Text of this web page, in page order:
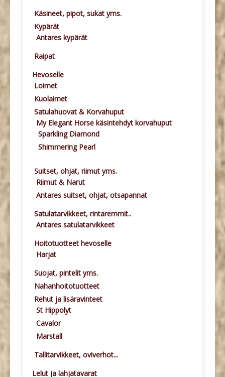
Käsineet, pipot, sukat yms.
Kypärät
Antares kypärät
Raipat
Hevoselle
Loimet
Kuolaimet
Satulahuovat & Korvahuput
My Elegant Horse käsintehdyt korvahuput
Sparkling Diamond
Shimmering Pearl
Suitset, ohjat, riimut yms.
Riimut & Narut
Antares suitset, ohjat, otsapannat
Satulatarvikkeet, rintaremmit..
Antares satulatarvikkeet
Hoitotuotteet hevoselle
Harjat
Suojat, pintelit yms.
Nahanhoitotuotteet
Rehut ja lisäravinteet
St Hippolyt
Cavalor
Marstall
Tallitarvikkeet, oviverhot...
Lelut ja lahjatavarat